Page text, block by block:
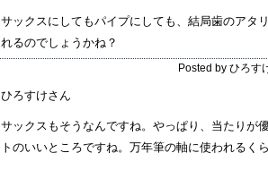
サックスにしてもパイプにしても、結局歯のアタ
れるのでしょうかね？
Posted by ひろす
ひろすけさん
サックスもそうなんですね。やっぱり、当たりが
トのいいところですね。万年筆の軸に使われるく